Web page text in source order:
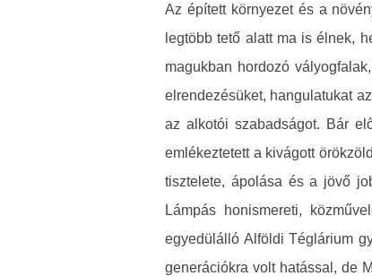
Az épített környezet és a
legtöbb tető alatt ma is élnek,
magukban hordozó
elrendezésüket, hangulatukat
az alkotói szabadságot. Bár
emlékeztetett a kivágott
tisztelete, ápolása és a jövő
Lámpás honismereti,
egyedülálló Alföldi Téglárium
generációkra volt hatással, de